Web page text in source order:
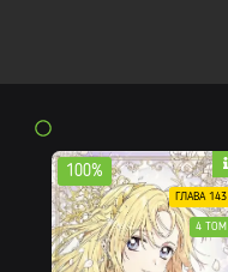
100%
ГЛАВА 143
4 ТОМ